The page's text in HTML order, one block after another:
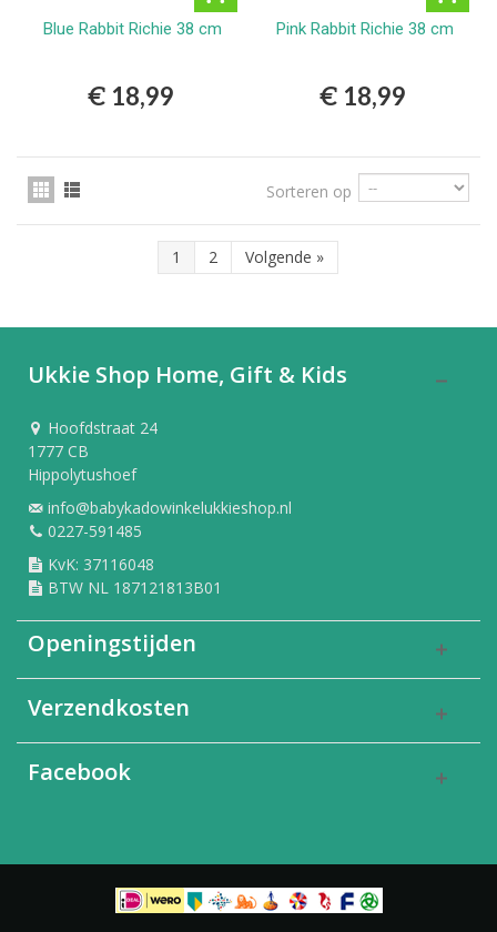
Blue Rabbit Richie 38 cm
€ 18,99
Pink Rabbit Richie 38 cm
€ 18,99
Sorteren op
1 2 Volgende »
Ukkie Shop Home, Gift & Kids
Hoofdstraat 24
1777 CB
Hippolytushoef
info@babykadowinkelukkieshop.nl
0227-591485
KvK: 37116048
BTW NL 187121813B01
Openingstijden
Verzendkosten
Facebook